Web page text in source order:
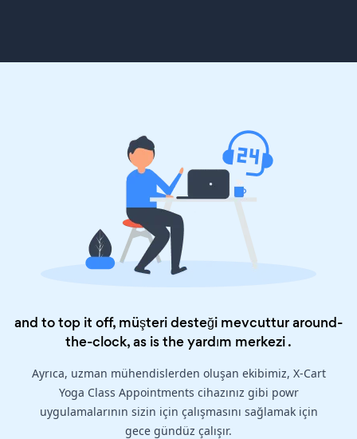
and to top it off, müşteri desteği mevcuttur around-
the-clock, as is theyardım merkezi.
Ayrıca, uzman mühendislerden oluşan ekibimiz, X-Cart
Yoga Class Appointments cihazınız gibi powr
uygulamalarının sizin için çalışmasını sağlamak için
gece gündüz çalışır.